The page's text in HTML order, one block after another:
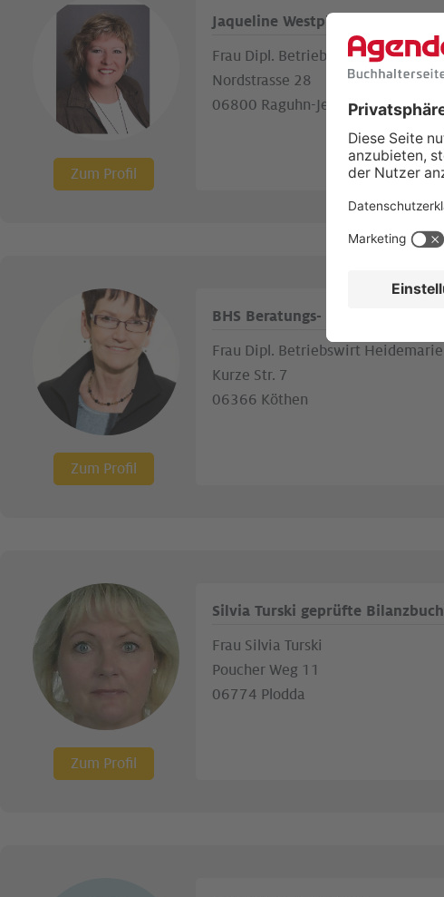
Zum Profil
Jaqueline Westphal
Frau Dipl. Betriebswirtin Jaqueline
Nordstrasse 28
06800 Raguhn-Jeßnitz OT Jeßnitz
Zum Profil
BHS Beratungs- und
Frau Dipl. Betriebswirt
Kurze Str. 7
06366 Köthen
Zum Profil
Silvia Turski geprüfte
Frau Silvia Turski
Poucher Weg 11
06774 Plodda